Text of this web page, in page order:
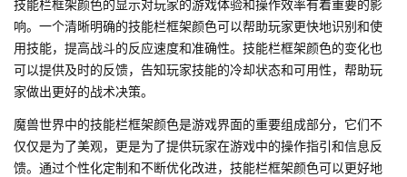
技能栏框架颜色的显示对玩家的游戏体验和操作效率有着重要的影
响。一个清晰明确的技能栏框架颜色可以帮助玩家更快地识别和使
用技能，提高战斗的反应速度和准确性。技能栏框架颜色的变化也
可以提供及时的反馈，告知玩家技能的冷却状态和可用性，帮助玩
家做出更好的战术决策。
魔兽世界中的技能栏框架颜色是游戏界面的重要组成部分，它们不
仅仅是为了美观，更是为了提供玩家在游戏中的操作指引和信息反
馈。通过个性化定制和不断优化改进，技能栏框架颜色可以更好地